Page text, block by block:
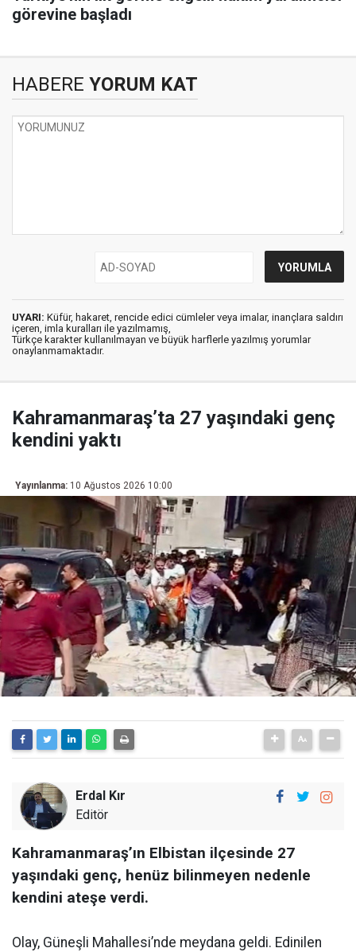
görevine başladı
HABERE YORUM KAT
UYARI: Küfür, hakaret, rencide edici cümleler veya imalar, inançlara saldırı
içeren, imla kuralları ile yazılmamış,
Türkçe karakter kullanılmayan ve büyük harflerle yazılmış yorumlar
onaylanmamaktadır.
Kahramanmaraş’ta 27 yaşındaki genç
kendini yaktı
Yayınlanma: 10 Ağustos 2026 10:00
Erdal Kır
Editör
Kahramanmaraş’ın Elbistan ilçesinde 27
yaşındaki genç, henüz bilinmeyen nedenle
kendini ateşe verdi.
Olay, Güneşli Mahallesi’nde meydana geldi. Edinilen